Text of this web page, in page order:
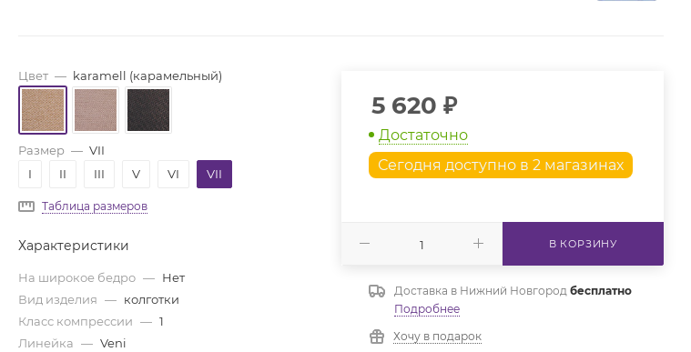
Цвет — karamell (карамельный)
Размер — VII
I
II III V VI VII
Таблица размеров
Характеристики
На широкое бедро — Нет
Вид изделия — колготки
Класс компрессии — 1
Линейка — Veni
5 620 ₽
Достаточно
Сегодня доступно в 2 магазинах
В КОРЗИНУ
Доставка в Нижний Новгород бесплатно
Подробнее
Хочу в подарок